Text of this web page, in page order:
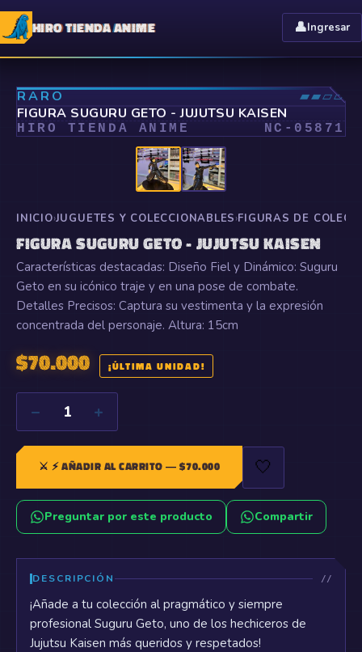
HIRO TIENDA ANIME 👤Ingresar
RARO ▰▰▱▱
⤢
FIGURA SUGURU GETO - JUJUTSU KAISEN
HIRO TIENDA ANIME NC- 05871
INICIO›JUGUETES Y COLECCIONABLES›FIGURAS DE
FIGURA SUGURU GETO - JUJUTSU KAISEN
Características destacadas: Diseño Fiel y Dinámico: Suguru
Geto en su icónico traje y en una pose de combate.
Detalles Precisos: Captura su vestimenta y la expresión
concentrada del personaje. Altura: 15cm
$70.000 ¡ÚLTIMA UNIDAD!
− 1 +
⚔️⚡ AÑADIR AL CARRITO — $70.000 🤍
Preguntar por este producto Compartir
DESCRIPCIÓN
¡Añade a tu colección al pragmático y siempre
profesional Suguru Geto, uno de los hechiceros de
Jujutsu Kaisen más queridos y respetados!